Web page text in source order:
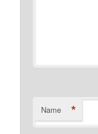
Name *